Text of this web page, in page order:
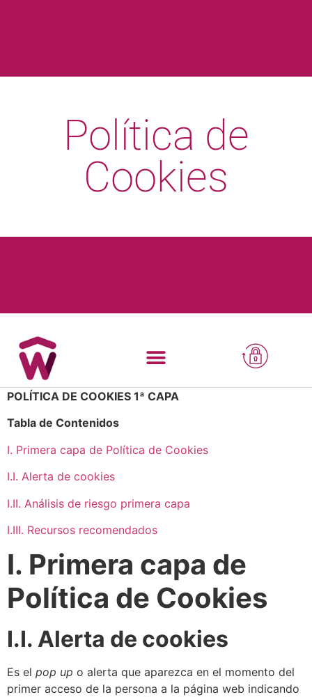
Política de
Cookies
POLÍTICA DE COOKIES 1ª CAPA
Tabla de Contenidos
I. Primera capa de Política de Cookies
I.I. Alerta de cookies
I.II. Análisis de riesgo primera capa
I.III. Recursos recomendados
I. Primera capa de
Política de Cookies
I.I. Alerta de cookies
Es el pop up o alerta que aparezca en el momento del
primer acceso de la persona a la página web indicando